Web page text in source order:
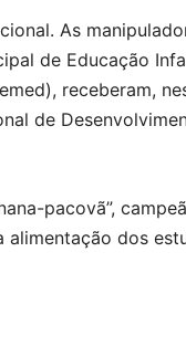
As
de Educação
receberam,
de
pacovã”,
dos